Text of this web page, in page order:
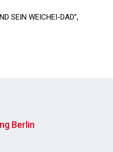
SEIN WEICHEI-DAD”,
Berlin